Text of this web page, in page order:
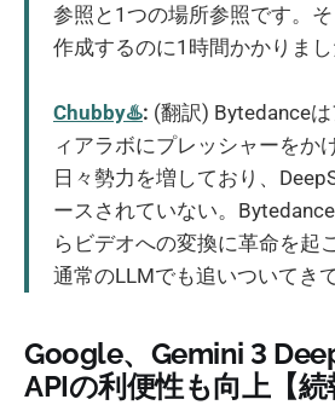
参照と1つの場所参照です。
作成するのに1時間かかりまし
Chubby♨️: (翻訳) Bytedance
ィアラボにプレッシャーをか
日々勢力を増しており、
ースされていない。
らビデオへの変換に革命を起
通常のLLMでも追いついてき
Google、Gemini 3
APIの利便性も向上【続